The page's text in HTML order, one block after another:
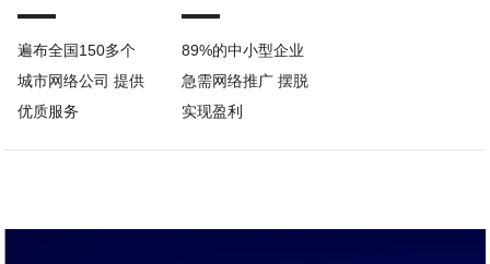
遍布全国150多个
城市网络公司 提供
优质服务
89%的中小型企业
急需网络推广 摆脱
实现盈利